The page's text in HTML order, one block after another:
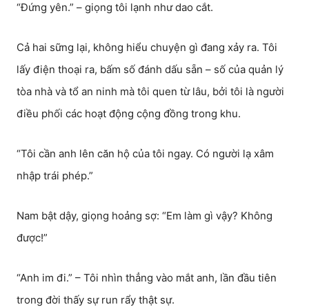
“Đứng yên.” – giọng tôi lạnh như dao cắt.
Cả hai sững lại, không hiểu chuyện gì đang xảy ra. Tôi
lấy điện thoại ra, bấm số đánh dấu sẵn – số của quản lý
tòa nhà và tổ an ninh mà tôi quen từ lâu, bởi tôi là người
điều phối các hoạt động cộng đồng trong khu.
“Tôi cần anh lên căn hộ của tôi ngay. Có người lạ xâm
nhập trái phép.”
Nam bật dậy, giọng hoảng sợ: “Em làm gì vậy? Không
được!”
“Anh im đi.” – Tôi nhìn thẳng vào mắt anh, lần đầu tiên
trong đời thấy sự run rẩy thật sự.